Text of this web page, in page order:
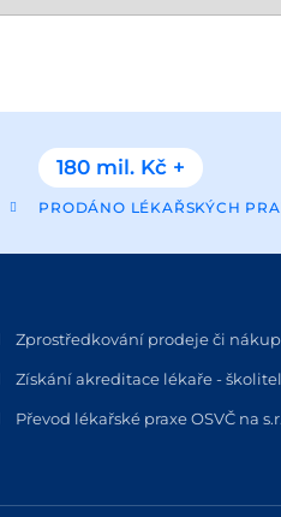
180 mil. Kč +
PRODÁNO LÉKAŘSKÝCH
Zprostředkování prodeje či
Získání akreditace lékaře -
Převod lékařské praxe OSVČ na